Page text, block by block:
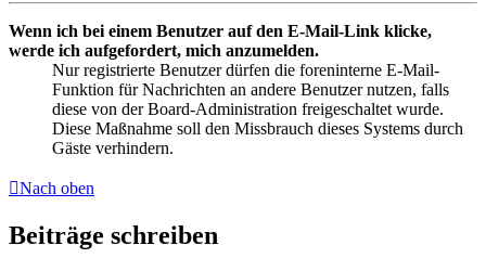
Wenn ich bei einem Benutzer auf den E-Mail-Link klicke,
werde ich aufgefordert, mich anzumelden.
Nur registrierte Benutzer dürfen die foreninterne E-Mail-
Funktion für Nachrichten an andere Benutzer nutzen, falls
diese von der Board-Administration freigeschaltet wurde.
Diese Maßnahme soll den Missbrauch dieses Systems durch
Gäste verhindern.
Nach oben
Beiträge schreiben